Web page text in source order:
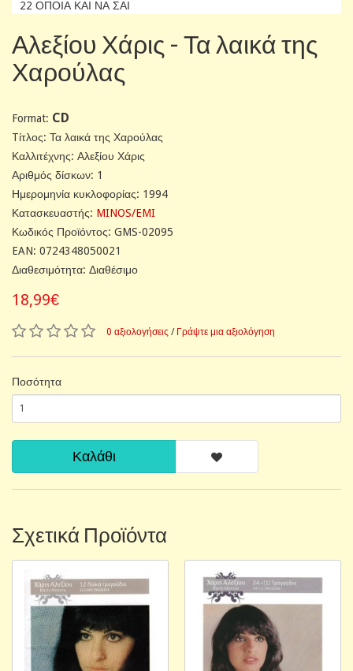
22 ΟΠΟΙΑ ΚΑΙ ΝΑ ΣΑΙ
Αλεξίου Χάρις - Τα λαικά της
Χαρούλας
Format: CD
Tίτλος: Τα λαικά της Χαρούλας
Καλλιτέχνης: Αλεξίου Χάρις
Αριθμός δίσκων: 1
Ημερομηνία κυκλοφορίας: 1994
Κατασκευαστής: MINOS/EMI
Κωδικός Προϊόντος: GMS-02095
EAN: 0724348050021
Διαθεσιμότητα: Διαθέσιμο
18,99€
0 αξιολογήσεις / Γράψτε μια αξιολόγηση
Ποσότητα
Καλάθι
Σχετικά Προϊόντα